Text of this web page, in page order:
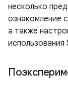
несколько
ознакомление
а также
использования